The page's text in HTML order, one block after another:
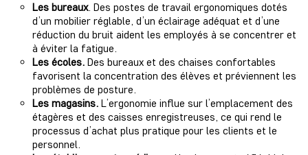
Les bureaux. Des postes de travail ergonomiques dotés
d’un mobilier réglable, d’un éclairage adéquat et d’une
réduction du bruit aident les employés à se concentrer et
à éviter la fatigue.
Les écoles. Des bureaux et des chaises confortables
favorisent la concentration des élèves et préviennent les
problèmes de posture.
Les magasins. L’ergonomie influe sur l’emplacement des
étagères et des caisses enregistreuses, ce qui rend le
processus d’achat plus pratique pour les clients et le
personnel.